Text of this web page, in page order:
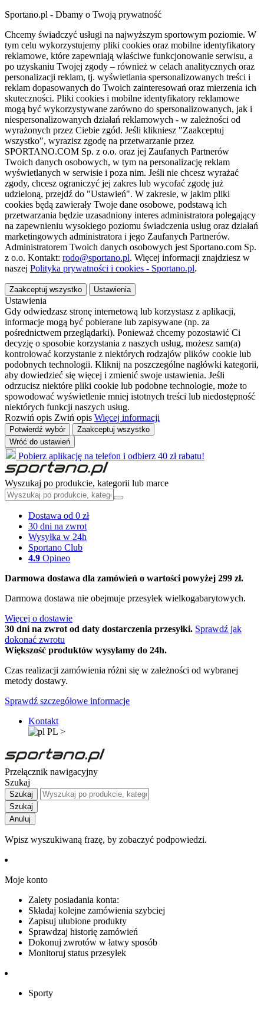
Sportano.pl - Dbamy o Twoją prywatność
Chcemy świadczyć usługi na najwyższym sportowym poziomie. W
tym celu wykorzystujemy pliki cookies oraz mobilne identyfikatory
reklamowe, które zapewniają właściwe funkcjonowanie serwisu, a
po uzyskaniu Twojej zgody – również w celach analitycznych oraz
personalizacji reklam, tj. wyświetlania spersonalizowanych treści i
reklam dopasowanych do Twoich zainteresowań oraz mierzenia ich
skuteczności. Pliki cookies i mobilne identyfikatory reklamowe
mogą być wykorzystywane zarówno do spersonalizowanych, jak i
niespersonalizowanych działań reklamowych - w zależności od
wyrażonych przez Ciebie zgód. Jeśli klikniesz "Zaakceptuj
wszystko", wyrazisz zgodę na przetwarzanie przez
SPORTANO.COM Sp. z o.o. oraz jej Zaufanych Partnerów
Twoich danych osobowych, w tym na personalizację reklam
wyświetlanych w serwisie i poza nim. Jeśli nie chcesz wyrażać
zgody, chcesz ograniczyć jej zakres lub wycofać zgodę już
udzieloną, przejdź do "Ustawień". W zakresie, w jakim pliki
cookies będą zawierały Twoje dane osobowe, podstawą ich
przetwarzania będzie uzasadniony interes administratora polegający
na zapewnieniu wysokiego poziomu świadczenia usług oraz działań
marketingowych administratora i jego Zaufanych Partnerów.
Administratorem Twoich danych osobowych jest Sportano.com Sp.
z o.o. Kontakt: rodo@sportano.pl. Więcej informacji znajdziesz w
naszej Polityka prywatności i cookies - Sportano.pl.
Zaakceptuj wszystko Ustawienia
Ustawienia
Gdy odwiedzasz stronę internetową lub korzystasz z aplikacji,
informacje mogą być pobierane lub zapisywane (np. za
pośrednictwem przeglądarki). Ponieważ chcemy pozostawić Ci
decyzję o sposobie korzystania z naszych usług, możesz sam(a)
kontrolować korzystanie z niektórych rodzajów plików cookie lub
podobnych technologii. Kliknij na poszczególne nagłówki kategorii,
aby dowiedzieć się więcej i zmienić swoje ustawienia. Jeśli
odrzucisz niektóre pliki cookie lub podobne technologie, może to
spowodować wyświetlenie mniej istotnych treści lub niedostępność
niektórych funkcji naszych usług.
Rozwiń opis Zwiń opis Więcej informacji
Potwierdź wybór
Zaakceptuj wszystko
Wróć do ustawień
Pobierz aplikację na telefon i odbierz 40 zł rabatu!
Wyszukaj po produkcie, kategorii lub marce
Dostawa od 0 zł
30 dni na zwrot
Wysyłka w 24h
Sportano Club
4.9 Opineo
Darmowa dostawa dla zamówień o wartości powyżej 299 zł.
Darmowa dostawa nie obejmuje przesyłek wielkogabarytowych.
Więcej o dostawie
30 dni na zwrot od daty dostarczenia przesyłki. Sprawdź jak
dokonać zwrotu
Większość produktów wysyłamy do 24h.
Czas realizacji zamówienia różni się w zależności od wybranej
metody dostawy.
Sprawdź szczegółowe informacje
Kontakt
PL >
Przełącznik nawigacyjny
Szukaj
Szukaj
Szukaj
Anuluj
Wpisz wyszukiwaną frazę, by zobaczyć podpowiedzi.
Moje konto
Zalety posiadania konta:
Składaj kolejne zamówienia szybciej
Zapisuj ulubione produkty
Sprawdzaj historię zamówień
Dokonuj zwrotów w łatwy sposób
Monitoruj status przesyłek
Sporty